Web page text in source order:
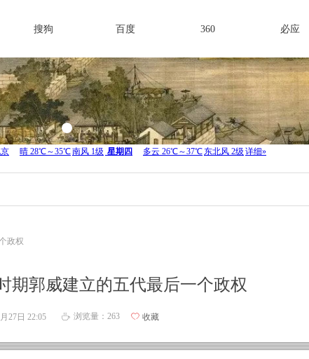
搜狗 百度 360 必应
期郭威建立的五代最后一个政权
27日 22:05 ꄘ 浏览量： 263 ꄀ 收藏
政权